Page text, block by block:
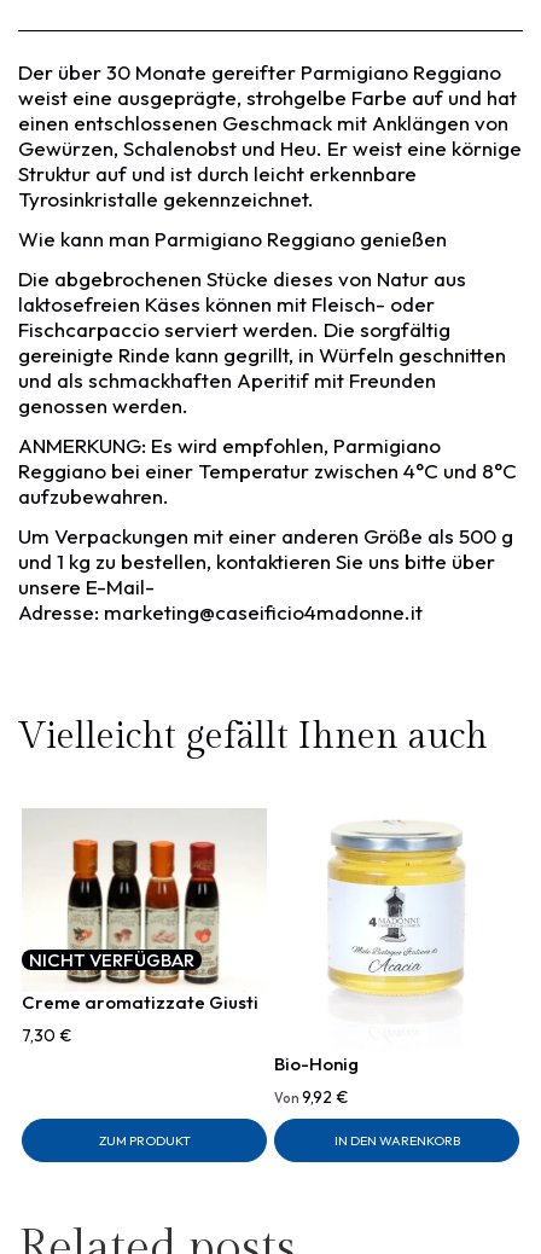
Der über 30 Monate gereifter Parmigiano Reggiano
weist eine ausgeprägte, strohgelbe Farbe auf und hat
einen entschlossenen Geschmack mit Anklängen von
Gewürzen, Schalenobst und Heu. Er weist eine körnige
Struktur auf und ist durch leicht erkennbare
Tyrosinkristalle gekennzeichnet.
Wie kann man Parmigiano Reggiano genießen
Die abgebrochenen Stücke dieses von Natur aus
laktosefreien Käses können mit Fleisch- oder
Fischcarpaccio serviert werden. Die sorgfältig
gereinigte Rinde kann gegrillt, in Würfeln geschnitten
und als schmackhaften Aperitif mit Freunden
genossen werden.
ANMERKUNG: Es wird empfohlen, Parmigiano
Reggiano bei einer Temperatur zwischen 4°C und 8°C
aufzubewahren.
Um Verpackungen mit einer anderen Größe als 500 g
und 1 kg zu bestellen, kontaktieren Sie uns bitte über
unsere E-Mail-
Adresse: marketing@caseificio4madonne.it
Vielleicht gefällt Ihnen auch
NICHT VERFÜGBAR
Creme aromatizzate Giusti
7,30 €
ZUM PRODUKT
Bio-Honig
Von 9,92 €
IN DEN WARENKORB